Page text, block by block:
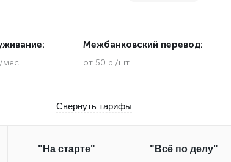
мес.
Межбанковский перевод:
от 50 р./шт.
Свернуть тарифы
"На старте" "Всё по делу"